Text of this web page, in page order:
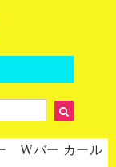
Wバー カール